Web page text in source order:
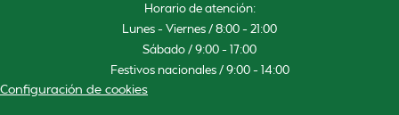
Horario de atención:
Lunes – Viernes / 8:00 – 21:00
Sábado / 9:00 – 17:00
Festivos nacionales / 9:00 – 14:00
Configuración de cookies